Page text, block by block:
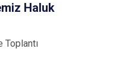
Haluk
Toplantı